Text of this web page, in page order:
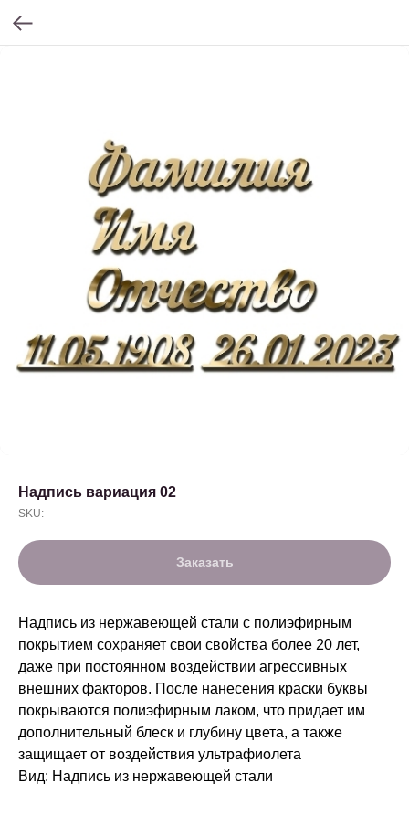
Надпись вариация 02
SKU:
Заказать
Надпись из нержавеющей стали с полиэфирным
покрытием сохраняет свои свойства более 20 лет,
даже при постоянном воздействии агрессивных
внешних факторов. После нанесения краски буквы
покрываются полиэфирным лаком, что придает им
дополнительный блеск и глубину цвета, а также
защищает от воздействия ультрафиолета
Вид: Надпись из нержавеющей стали